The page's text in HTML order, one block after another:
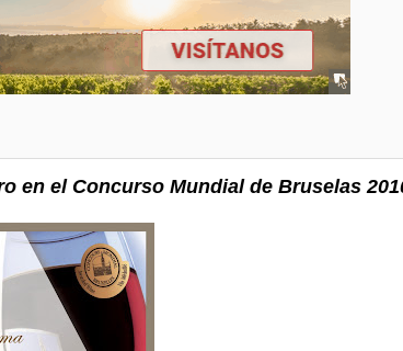
en el Concurso Mundial de Bruselas